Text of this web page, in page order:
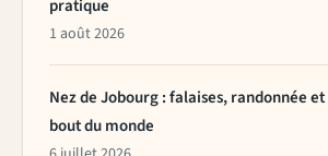
pratique
1 août 2026
Nez de Jobourg : falaises, randonnée
bout du monde